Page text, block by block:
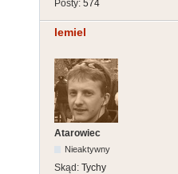
Posty: 574
lemiel
Atarowiec
Nieaktywny
Skąd: Tychy